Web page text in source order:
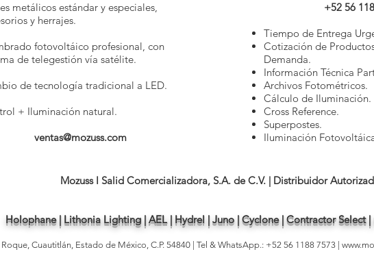
metálicos estándar y especiales,
y herrajes.
fotovoltáico profesional, con
de telegestión vía satélite.
de tecnología tradicional a LED.
+ Iluminación natural.
ventas@mozuss.com
+52 56
Tiempo de Entrega
Cotización de
Demanda.
Información Técnica
Archivos Fotométricos.
Cálculo de Iluminación.
Cross Reference.
Superpostes.
Iluminación
Mozuss I Salid Comercializadora, S.A. de C.V. | Distribuidor
Holophane | Lithonia Lighting | AEL | Hydrel | Juno | Cyclone | Contractor Select |
Roque, Cuautitlán, Estado de México, C.P. 54840 | Tel & WhatsApp.: +52 56 1188 7573 |